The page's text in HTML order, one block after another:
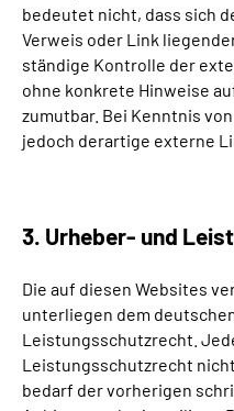
bedeutet nicht, dass sich
Verweis oder Link
ständige Kontrolle der
ohne konkrete Hinweise
zumutbar. Bei Kenntnis
jedoch derartige externe
3. Urheber- und
Die auf diesen Websites
unterliegen dem
Leistungsschutzrecht.
Leistungsschutzrecht
bedarf der vorherigen